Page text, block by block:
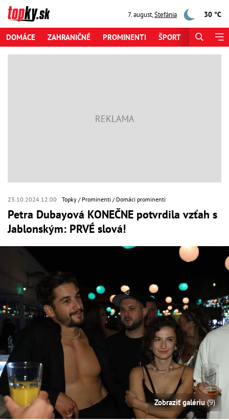
7. august,Štefánia 30 °C
DOMÁCE ZAHRANIČNÉ PROMINENTI ŠPORT
23.10.2024 12:00 Topky Prominenti Domáci prominenti
Petra Dubayová KONEČNE potvrdila vzťah s
Jablonským: PRVÉ slová!
Zobraziť galériu(9)